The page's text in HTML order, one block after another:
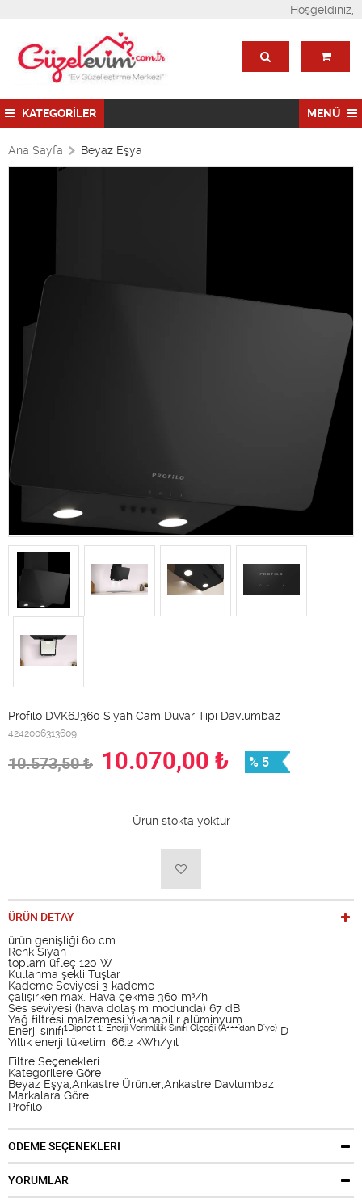
Hoşgeldiniz,
KATEGORİLER MENÜ
Ana Sayfa Beyaz Eşya
Profilo DVK6J360 Siyah Cam Duvar Tipi Davlumbaz
4242006313609
10.573,50₺ 10.070,00 ₺ % 5
Ürün stokta yoktur
ÜRÜN DETAY
ürün genişliği 60 cm
Renk Siyah
toplam üfleç 120 W
Kullanma şekli Tuşlar
Kademe Seviyesi 3 kademe
çalışırken max. Hava çekme 360 m³/h
Ses seviyesi (hava dolaşım modunda) 67 dB
Yağ filtresi malzemesi Yıkanabilir alüminyum
Enerji sınıfı1Dipnot 1: Enerji Verimlilik Sınıfı Ölçeği (A+++'dan D'ye) D
Yıllık enerji tüketimi 66.2 kWh/yıl
Filtre Seçenekleri
Kategorilere Göre
Beyaz Eşya,Ankastre Ürünler,Ankastre Davlumbaz
Markalara Göre
Profilo
ÖDEME SEÇENEKLERİ
YORUMLAR